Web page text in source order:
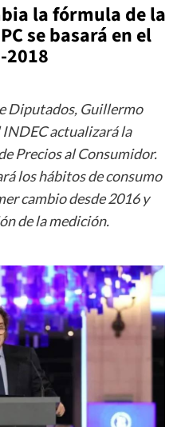
la fórmula de la
se basará en el
2018
Diputados, Guillermo
actualizará la
Precios al Consumidor.
los hábitos de consumo
cambio desde 2016 y
de la medición.